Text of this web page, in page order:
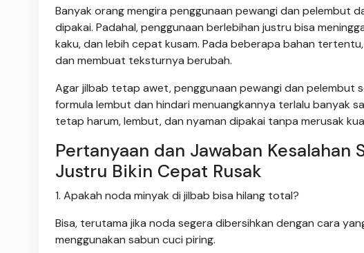
Banyak orang mengira penggunaan pewangi dan pelembut
dipakai. Padahal, penggunaan berlebihan justru bisa
kaku, dan lebih cepat kusam. Pada beberapa bahan
dan membuat teksturnya berubah.
Agar jilbab tetap awet, penggunaan pewangi dan pelembut
formula lembut dan hindari menuangkannya terlalu banyak
tetap harum, lembut, dan nyaman dipakai tanpa merusak
Pertanyaan dan Jawaban
Justru Bikin Cepat Rusak
1. Apakah noda minyak di jilbab bisa hilang total?
Bisa, terutama jika noda segera dibersihkan dengan cara
menggunakan sabun cuci piring.